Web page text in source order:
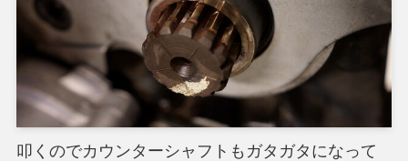
叩くのでカウンターシャフトもガタガタになって